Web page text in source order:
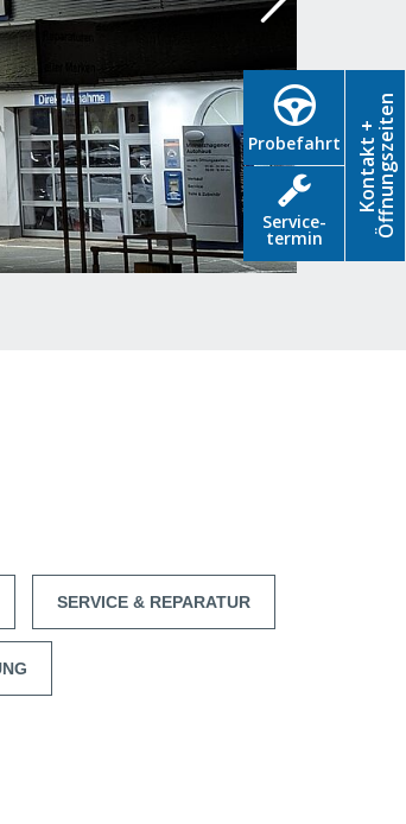
Probefahrt
Service­
termin
Kontakt +Öffnungszeiten
SERVICE & REPARATUR